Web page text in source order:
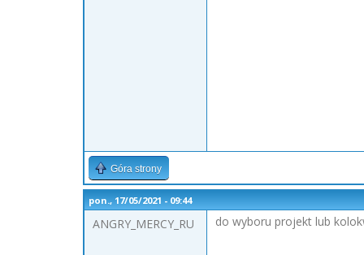
Góra strony
pon., 17/05/2021 - 09:44
ANGRY_MERCY_RU
do wyboru projekt lub